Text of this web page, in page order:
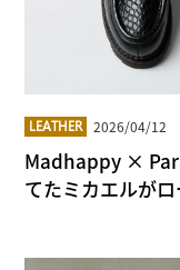
LEATHER 2026/04/12
Madhappy ×
てたミカエルが